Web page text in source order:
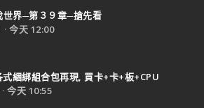
世界─第３９章─搶先看
今天 12:00
式綑綁組合包再現, 買卡+卡+板+CPU
今天 10:55